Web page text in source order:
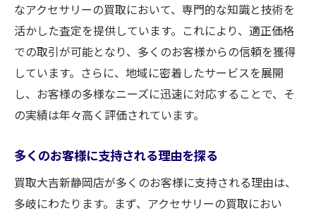
アクセサリー買取で押さえるべきポイント
安心して買取するための基礎知識
重要なポイントを押さえた賢い買取方法
静岡市でのアクセサリー買取を成功させる
コツ
吉新静岡店の実績
公正価格を保証する理由
静岡市での公正な買取実績
なアクセサリーの買取において、専門的な知識と技術を
活かした査定を提供しています。これにより、適正価格
での取引が可能となり、多くのお客様からの信頼を獲得
しています。さらに、地域に密着したサービスを展開
し、お客様の多様なニーズに迅速に対応することで、そ
の実績は年々高く評価されています。
多くのお客様に支持される理由を探る
買取大吉新静岡店が多くのお客様に支持される理由は、
多岐にわたります。まず、アクセサリーの買取におい